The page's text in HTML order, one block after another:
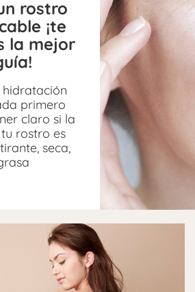
rostro
¡te
la mejor
primero
claro si la
rostro es
seca,